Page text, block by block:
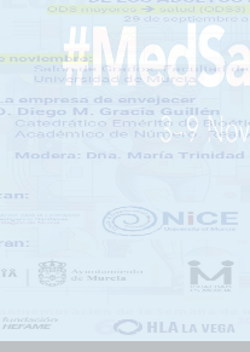
del Modelo de
Compartida de la
Mayores en Murcia 2025